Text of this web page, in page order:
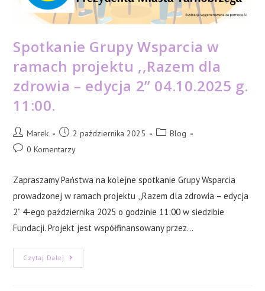
Spotkanie Grupy Wsparcia w
ramach projektu ,,Razem dla
zdrowia – edycja 2” 04.10.2025 g.
11:00.
Post
author:
Marek
Post
published:
2 października 2025
PostBlog
Post0 Komentarzy
Zapraszamy Państwa na kolejne spotkanie Grupy Wsparcia
prowadzonej w ramach projektu ,,Razem dla zdrowia – edycja
2” 4-ego października 2025 o godzinie 11:00 w siedzibie
Fundacji. Projekt jest współfinansowany przez…
Czytaj Dalej Spotkanie
Grupy